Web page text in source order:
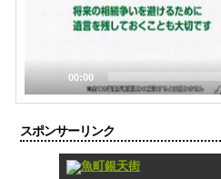
00:00
スポンサーリンク